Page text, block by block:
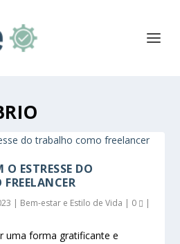
ESTRESSE DO
| Bem-estar e Estilo de Vida | 0 |
uma forma gratificante e